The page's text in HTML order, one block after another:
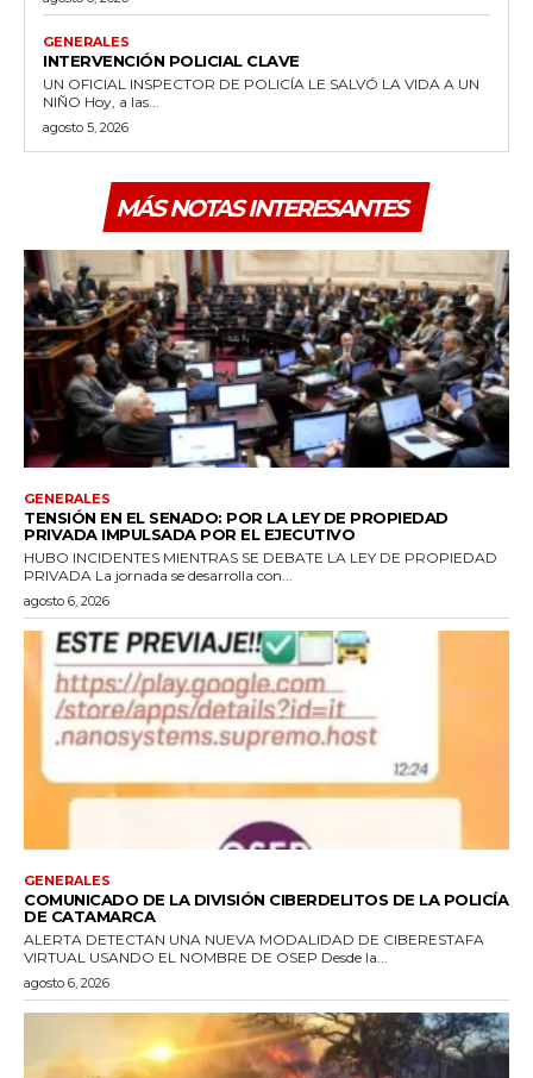
GENERALES
INTERVENCIÓN POLICIAL CLAVE
UN OFICIAL INSPECTOR DE POLICÍA LE SALVÓ LA VIDA A UN
NIÑO Hoy, a las...
agosto 5, 2026
MÁS NOTAS INTERESANTES
GENERALES
TENSIÓN EN EL SENADO: POR LA LEY DE PROPIEDAD
PRIVADA IMPULSADA POR EL EJECUTIVO
HUBO INCIDENTES MIENTRAS SE DEBATE LA LEY DE PROPIEDAD
PRIVADA La jornada se desarrolla con...
agosto 6, 2026
GENERALES
COMUNICADO DE LA DIVISIÓN CIBERDELITOS DE LA POLICÍA
DE CATAMARCA
ALERTA DETECTAN UNA NUEVA MODALIDAD DE CIBERESTAFA
VIRTUAL USANDO EL NOMBRE DE OSEP Desde la...
agosto 6, 2026